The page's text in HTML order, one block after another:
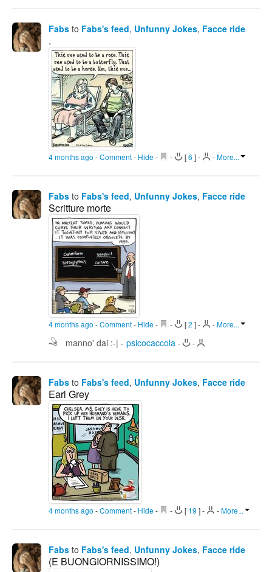
Fabs to Fabs's feed, Unfunny Jokes, Facce ride
.
4 months ago -Comment- Hide - - [6 ]- -More...
Fabs to Fabs's feed, Unfunny Jokes, Facce ride
Scritture morte
4 months ago -Comment- Hide - - [2 ]- -More...
manno' dai :-| - psicocaccola - -
Fabs to Fabs's feed, Unfunny Jokes, Facce ride
Earl Grey
4 months ago -Comment- Hide - - [ 19 ]- -More...
Fabs to Fabs's feed, Unfunny Jokes, Facce ride
(E BUONGIORNISSIMO!)